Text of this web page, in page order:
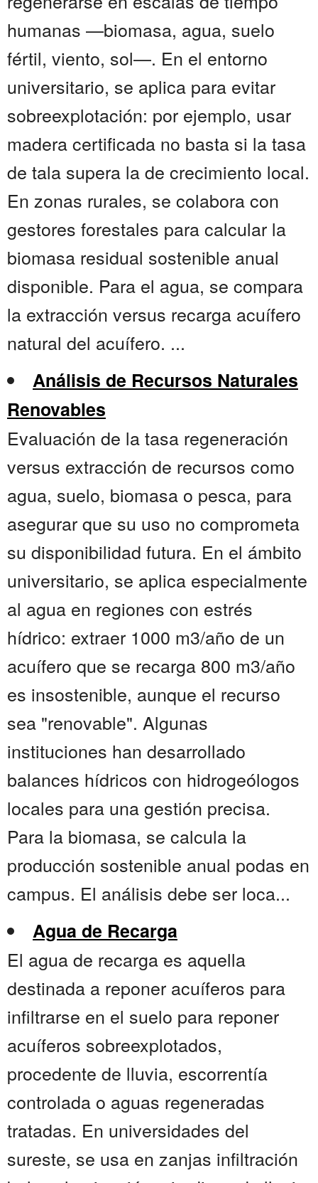
humanas —biomasa, agua, suelo
fértil, viento, sol—. En el entorno
universitario, se aplica para evitar
sobreexplotación: por ejemplo, usar
madera certificada no basta si la tasa
de tala supera la de crecimiento local.
En zonas rurales, se colabora con
gestores forestales para calcular la
biomasa residual sostenible anual
disponible. Para el agua, se compara
la extracción versus recarga acuífero
natural del acuífero. ...
Análisis de Recursos Naturales
Renovables
Evaluación de la tasa regeneración
versus extracción de recursos como
agua, suelo, biomasa o pesca, para
asegurar que su uso no comprometa
su disponibilidad futura. En el ámbito
universitario, se aplica especialmente
al agua en regiones con estrés
hídrico: extraer 1000 m3/año de un
acuífero que se recarga 800 m3/año
es insostenible, aunque el recurso
sea "renovable". Algunas
instituciones han desarrollado
balances hídricos con hidrogeólogos
locales para una gestión precisa.
Para la biomasa, se calcula la
producción sostenible anual podas en
campus. El análisis debe ser loca...
Agua de Recarga
El agua de recarga es aquella
destinada a reponer acuíferos para
infiltrarse en el suelo para reponer
acuíferos sobreexplotados,
procedente de lluvia, escorrentía
controlada o aguas regeneradas
tratadas. En universidades del
sureste, se usa en zanjas infiltración